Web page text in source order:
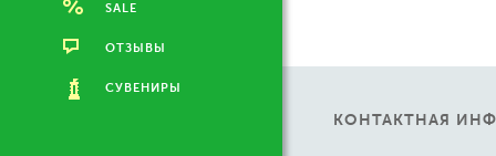
SALE
ОТЗЫВЫ
СУВЕНИРЫ
КОНТАКТНАЯ